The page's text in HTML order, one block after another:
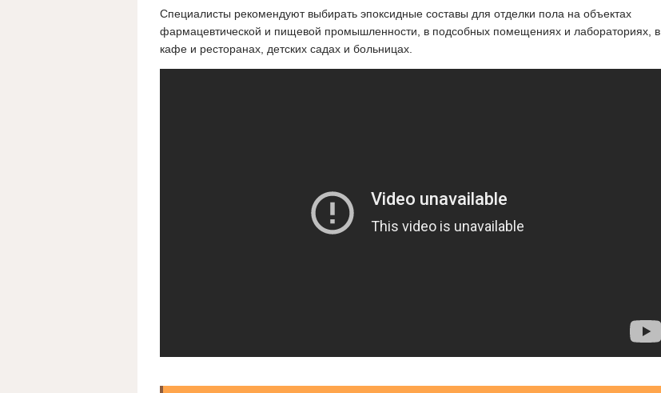
Специалисты рекомендуют выбирать эпоксидные составы для отделки пола на объектах
фармацевтической и пищевой промышленности, в подсобных помещениях и лабораториях, в
кафе и ресторанах, детских садах и больницах.